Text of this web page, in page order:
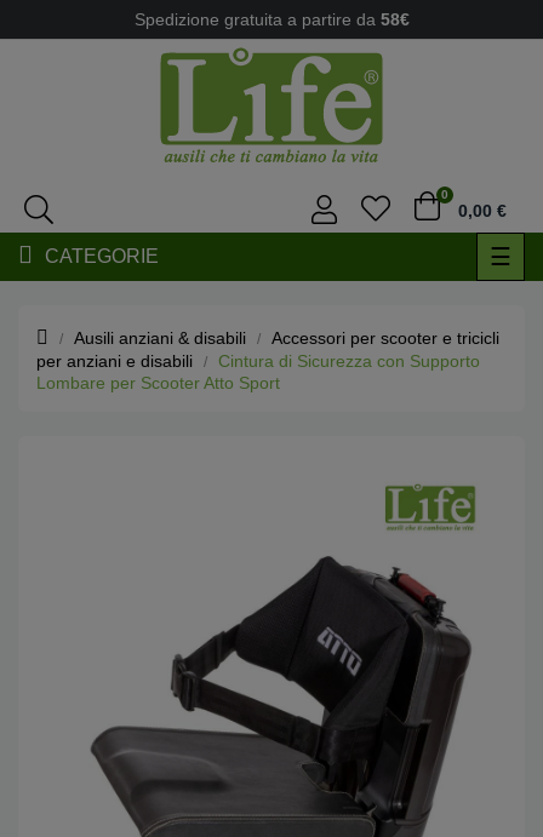
Spedizione gratuita a partire da 58€
0
0,00 €
CATEGORIE ☰
Ausili anziani & disabili
Accessori per scooter e tricicli
per anziani e disabili
Cintura di Sicurezza con Supporto
Lombare per Scooter Atto Sport